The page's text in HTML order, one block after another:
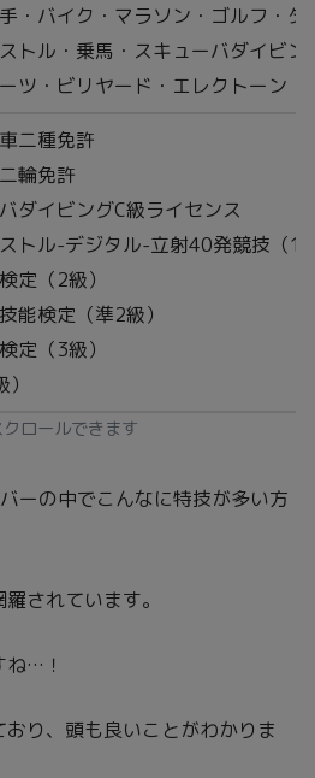
・バイク・マラソン・ゴルフ・ダ
トル・乗馬・スキューバダイビン
ツ・ビリヤード・エレクトーン・
二種免許
輪免許
ダイビングC級ライセンス
ストル-デジタル-立射40発競技（1
定（2級）
能検定（準2級）
定（3級）
ロールできます
ーの中でこんなに特技が多い方
されています。
ね…！
り、頭も良いことがわかりま